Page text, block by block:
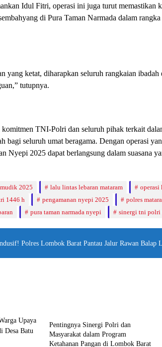
Idul Fitri, operasi ini juga turut memastikan
di Pura Taman Narmada dalam
yang ketat, diharapkan seluruh rangkaian ibadah
tutupnya.
TNI-Polri dan seluruh pihak terkait
bagi seluruh umat beragama. Dengan operasi
Nyepi 2025 dapat berlangsung dalam suasana
2025 lalu lintas lebaran mataram
operasi
1446 h
pengamanan nyepi 2025
polres
pura taman narmada nyepi sinergi tni polri
Polres Lombok Barat Pantau Jalur Rawan Balap
Pentingnya Sinergi Polri dan
Masyarakat dalam Program
Ketahanan Pangan di Lombok Barat